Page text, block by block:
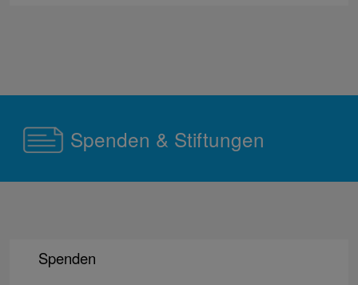
Spenden & Stiftungen
Spenden